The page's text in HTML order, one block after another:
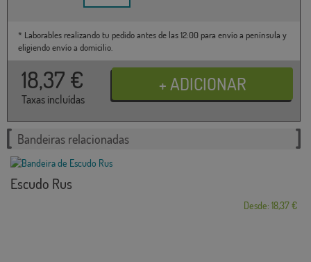
* Laborables realizando tu pedido antes de las 12:00 para envío a península y
eligiendo envío a domicilio.
18,37 €
Taxas incluídas
Bandeiras relacionadas
Escudo Rus
Desde: 18,37 €